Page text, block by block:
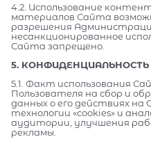
4.2. Использование
материалов Сайта
разрешения
несанкционированное
Сайта запрещено.
5.
5.1. Факт использования
Пользователя на сбор и
данных о его действиях на
технологии «cookies» и
аудитории, улучшения
рекламы.